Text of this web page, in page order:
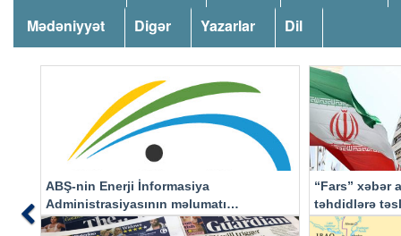
Mədəniyyət
Digər Yazarlar Dil
ABŞ-nin Enerji İnformasiya
Administrasiyasının məlumatı
əsasında…
“Fars” xəbər
təhdidlərə
Previous